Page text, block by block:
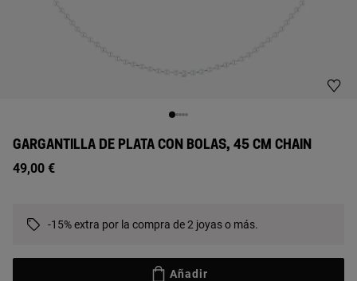
GARGANTILLA DE PLATA CON BOLAS, 45 CM CHAIN
49,00 €
-15% extra por la compra de 2 joyas o más.
Añadir